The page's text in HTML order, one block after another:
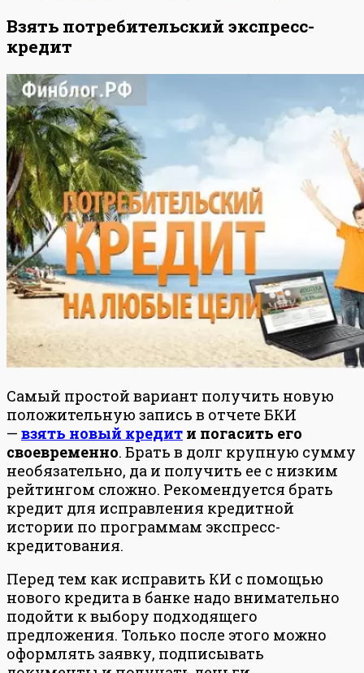
Взять потребительский экспресс-
кредит
Самый простой вариант получить новую
положительную запись в отчете БКИ
— взять новый кредит и погасить его
своевременно. Брать в долг крупную сумму
необязательно, да и получить ее с низким
рейтингом сложно. Рекомендуется брать
кредит для исправления кредитной
истории по программам экспресс-
кредитования.
Перед тем как исправить КИ с помощью
нового кредита в банке надо внимательно
подойти к выбору подходящего
предложения. Только после этого можно
оформлять заявку, подписывать